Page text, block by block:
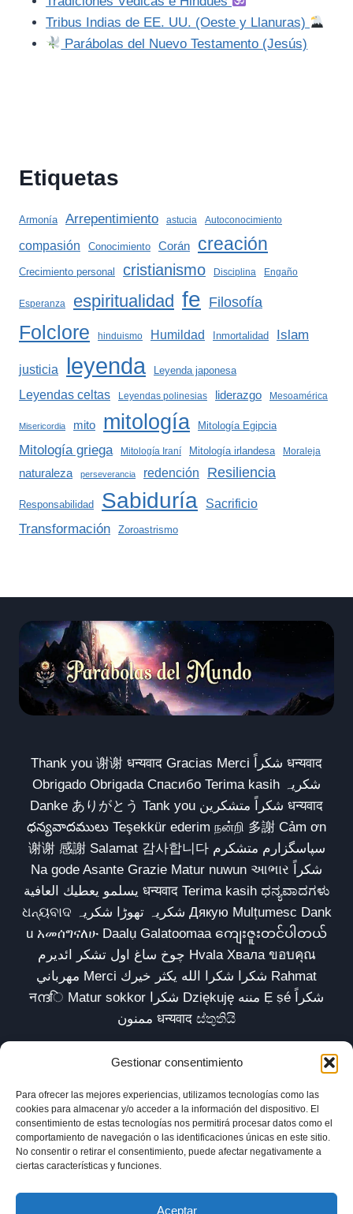
Gestionar consentimiento
Para ofrecer las mejores experiencias, utilizamos tecnologías como las
cookies para almacenar y/o acceder a la información del dispositivo. El
consentimiento de estas tecnologías nos permitirá procesar datos como el
comportamiento de navegación o las identificaciones únicas en este sitio.
No consentir o retirar el consentimiento, puede afectar negativamente a
ciertas características y funciones.
Aceptar
Tribus Indias de EE. UU. (Oeste y Llanuras)
Parábolas del Nuevo Testamento (Jesús)
Etiquetas
Armonía Arrepentimiento astucia Autoconocimiento
compasión Conocimiento Corán creación
Crecimiento personal cristianismo Disciplina Engaño
Esperanza espiritualidad fe Filosofía
Folclore hinduismo Humildad Inmortalidad Islam
justicia leyenda Leyenda japonesa
Leyendas celtas Leyendas polinesias liderazgo Mesoamérica
Misericordia mito mitología Mitología Egipcia
Mitología griega Mitología Iraní Mitología irlandesa Moraleja
naturaleza perseverancia redención Resiliencia
Responsabilidad Sabiduría Sacrificio
Transformación Zoroastrismo
Thank you 谢谢 धन्यवाद Gracias Merci شكراً धन्यवाद
Obrigado Obrigada Спасибо Terima kasih شکریہ
Danke ありがとう Tank you شكراً متشكرين धन्यवाद
ధన్యవాదములు Teşekkür ederim நன்றி 多謝 Cảm ơn
谢谢 感謝 Salamat 감사합니다 سپاسگزارم متشکرم
Na gode Asante Grazie Matur nuwun આભાર شكراً
يسلمو يعطيك العافية धन्यवाद Terima kasih ಧನ್ಯವಾದಗಳು
ଧନ୍ୟବାଦ شکریہ تھوڑا شکریہ Дякую Mulțumesc Dank
u አመሰግናለሁ Daalụ Galatoomaa ကျေးဇူးတင်ပါတယ်
چوخ ساغ اول تشکر ائدیرم Hvala Хвала ขอบคุณ
مهرباني Merci شكرا شكرا الله يكثر خيرك Rahmat
नന്ദि Matur sokkor شكرا Dziękuję مننه Ẹ ṣé شكراً
ممنون धन्यवाद ස්තුතියි
Inicio Biblioteca Parábolas TV
Comunidad
Esencia
Blog
Política de privacidad
Aviso legal
Política de cookies (UE)